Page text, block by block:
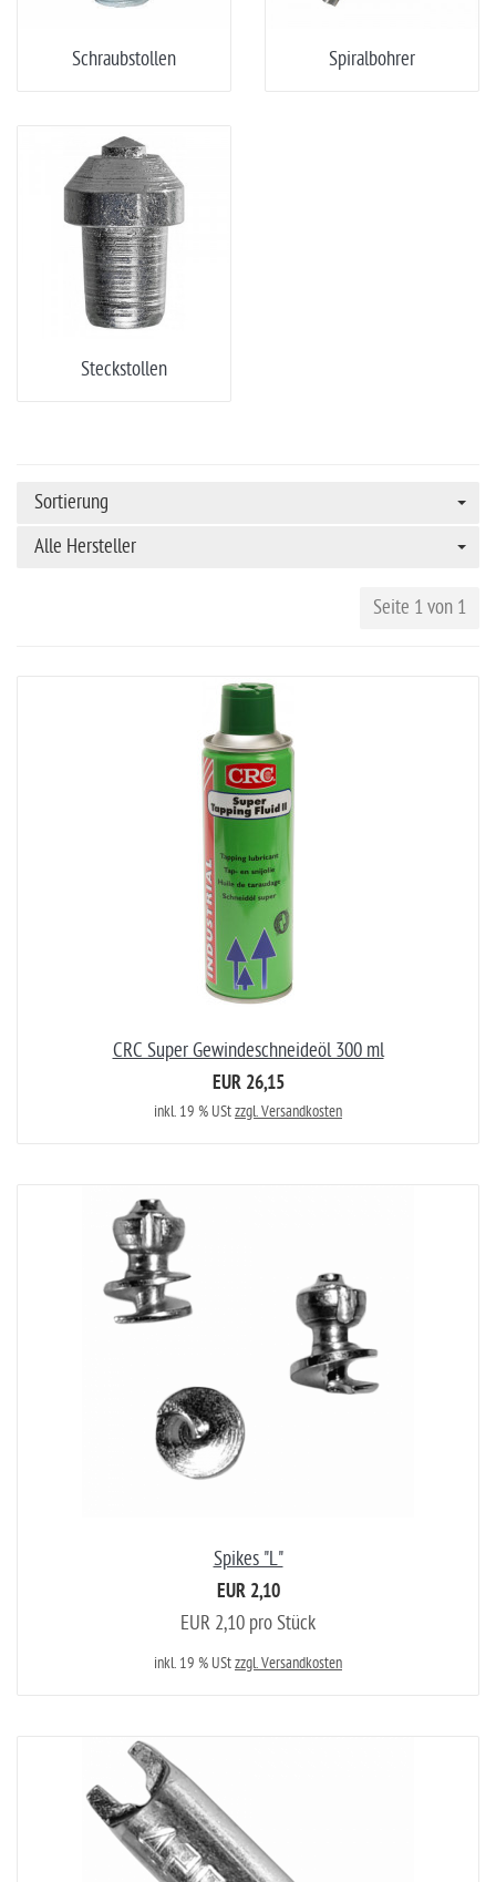
Schraubstollen Spiralbohrer
Steckstollen
Sortierung
Alle Hersteller
Seite 1 von 1
CRC Super Gewindeschneideöl 300 ml
EUR 26,15
inkl. 19 % UStzzgl. Versandkosten
Spikes "L"
EUR 2,10
EUR 2,10 pro Stück
inkl. 19 % UStzzgl. Versandkosten